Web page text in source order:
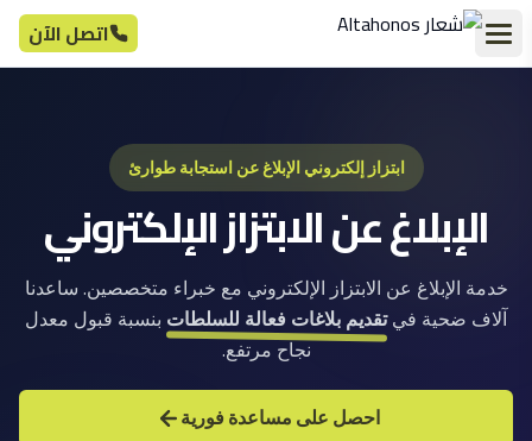
اتصل الآن
ابتزاز إلكتروني الإبلاغ عن استجابة طوارئ
الإبلاغ عن الابتزاز الإلكتروني
خدمة الإبلاغ عن الابتزاز الإلكتروني مع خبراء متخصصين. ساعدنا
آلاف ضحية في تقديم بلاغات فعالة للسلطات بنسبة قبول معدل
نجاح مرتفع.
احصل على مساعدة فورية